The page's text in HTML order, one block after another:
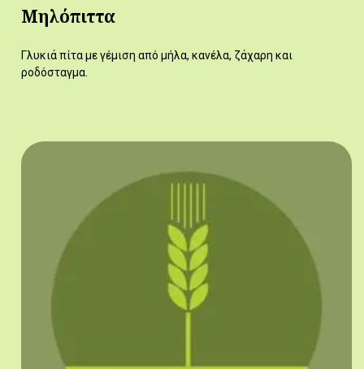
Μηλόπιττα
Γλυκιά πίτα με γέμιση από μήλα, κανέλα, ζάχαρη και
ροδόσταγμα.